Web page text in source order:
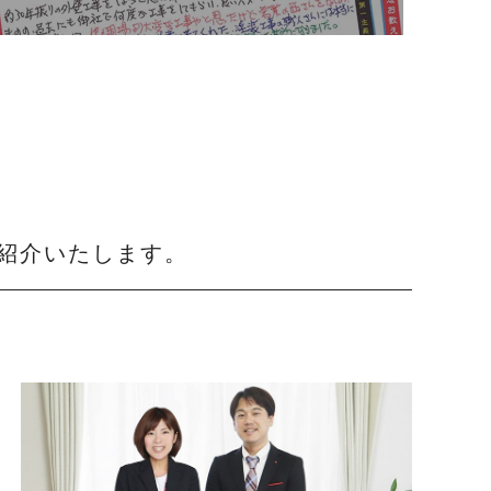
いたします。